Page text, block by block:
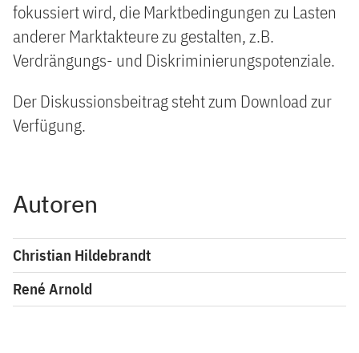
fokussiert wird, die Marktbedingungen zu Lasten
anderer Marktakteure zu gestalten, z.B.
Verdrängungs- und Diskriminierungspotenziale.
Der Diskussionsbeitrag steht zum Download zur
Verfügung.
Autoren
Christian Hildebrandt
René Arnold